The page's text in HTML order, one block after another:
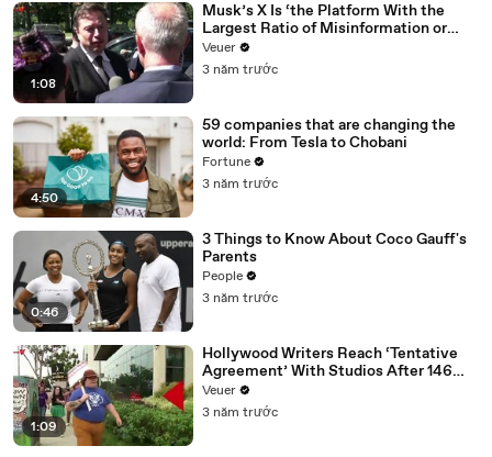
1:08
Musk’s X Is ‘the Platform With the
Largest Ratio of Misinformation or
Disinformation’ Amongst All Social
Media Platforms
Veuer
3 năm trước
4:50
59 companies that are changing the
world: From Tesla to Chobani
Fortune
3 năm trước
0:46
3 Things to Know About Coco Gauff's
Parents
People
3 năm trước
1:09
Hollywood Writers Reach ‘Tentative
Agreement’ With Studios After 146
Day Strike
Veuer
3 năm trước